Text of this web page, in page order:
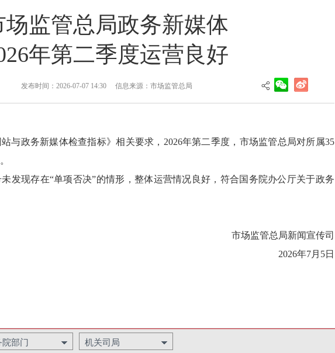
场监管总局政务新媒体
年第二季度运营良好
发布时间：2026-07-07 14:30 信息来源：市场监管总局
与政务新媒体检查指标》相关要求，2026年第二季度，市场监管总局对所属35
发现存在“单项否决”的情形，整体运营情况良好，符合国务院办公厅关于政务
市场监管总局新闻宣传司
2026年7月5日
院部门 机关司局